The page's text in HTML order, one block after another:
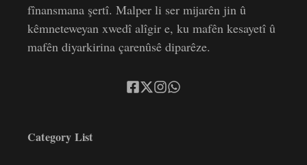
fînansmana şertî. Malper li ser mijarên jin û
kêmneteweyan xwedî alîgir e, ku mafên kesayetî û
mafên diyarkirina çarenûsê diparêze.
Category List